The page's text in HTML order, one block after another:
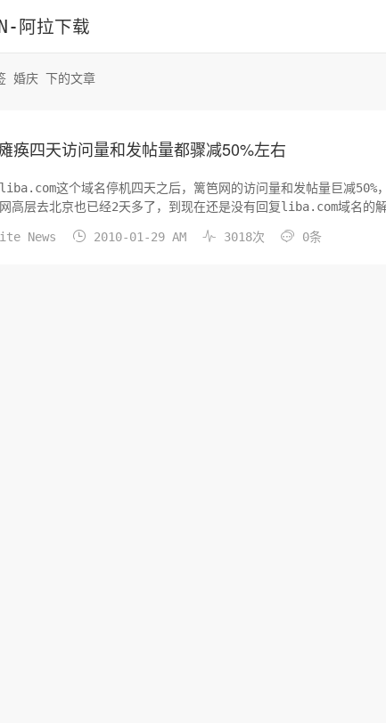
阿拉下载
婚庆 下的文章
痪四天访问量和发帖量都骤减50%左右
这个域名停机四天之后，篱笆网的访问量和发帖量巨减50%
高层去北京也已经2天多了，到现在还是没有回复liba.com域名的
News  2010-01-29 AM  3018次  0条